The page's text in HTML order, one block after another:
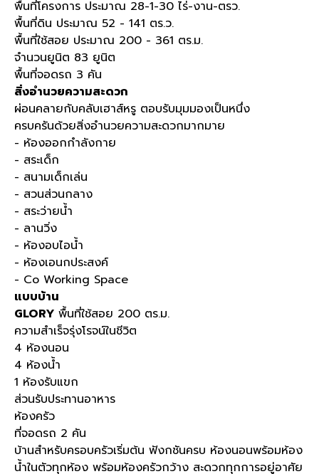
พื้นที่โครงการ ประมาณ 28-1-30 ไร่-งาน-ตรว.
พื้นที่ดิน ประมาณ 52 - 141 ตร.ว.
พื้นที่ใช้สอย ประมาณ 200 - 361 ตร.ม.
จำนวนยูนิต 83 ยูนิต
พื้นที่จอดรถ 3 คัน
สิ่งอำนวยความสะดวก
ผ่อนคลายกับคลับเฮาส์หรู ตอบรับมุมมองเป็นหนึ่ง
ครบครันด้วยสิ่งอำนวยความสะดวกมากมาย
- ห้องออกกำลังกาย
- สระเด็ก
- สนามเด็กเล่น
- สวนส่วนกลาง
- สระว่ายน้ำ
- ลานวิ่ง
- ห้องอบไอน้ำ
- ห้องเอนกประสงค์
- Co Working Space
แบบบ้าน
GLORY พื้นที่ใช้สอย 200 ตร.ม.
ความสำเร็จรุ่งโรจน์ในชีวิต​
4 ห้องนอน
4 ห้องน้ำ
1 ห้องรับแขก
ส่วนรับประทานอาหาร
ห้องครัว
ที่จอดรถ 2 คัน
บ้านสำหรับครอบครัวเริ่มต้น ฟังกชันครบ ห้องนอนพร้อมห้อง
น้ำในตัวทุกห้อง พร้อมห้องครัวกว้าง สะดวกทุกการอยู่อาศัย